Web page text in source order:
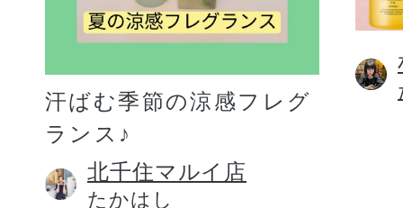
汗ばむ季節の涼感フレグ
ランス♪
北千住マルイ店
たかはし